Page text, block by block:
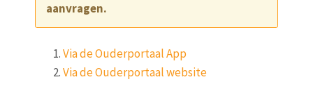
aanvragen.
Via de Ouderportaal App
Via de Ouderportaal website